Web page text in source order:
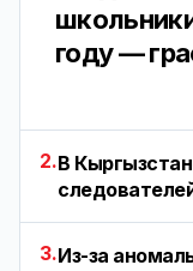
году —
2.В
3.Из-за